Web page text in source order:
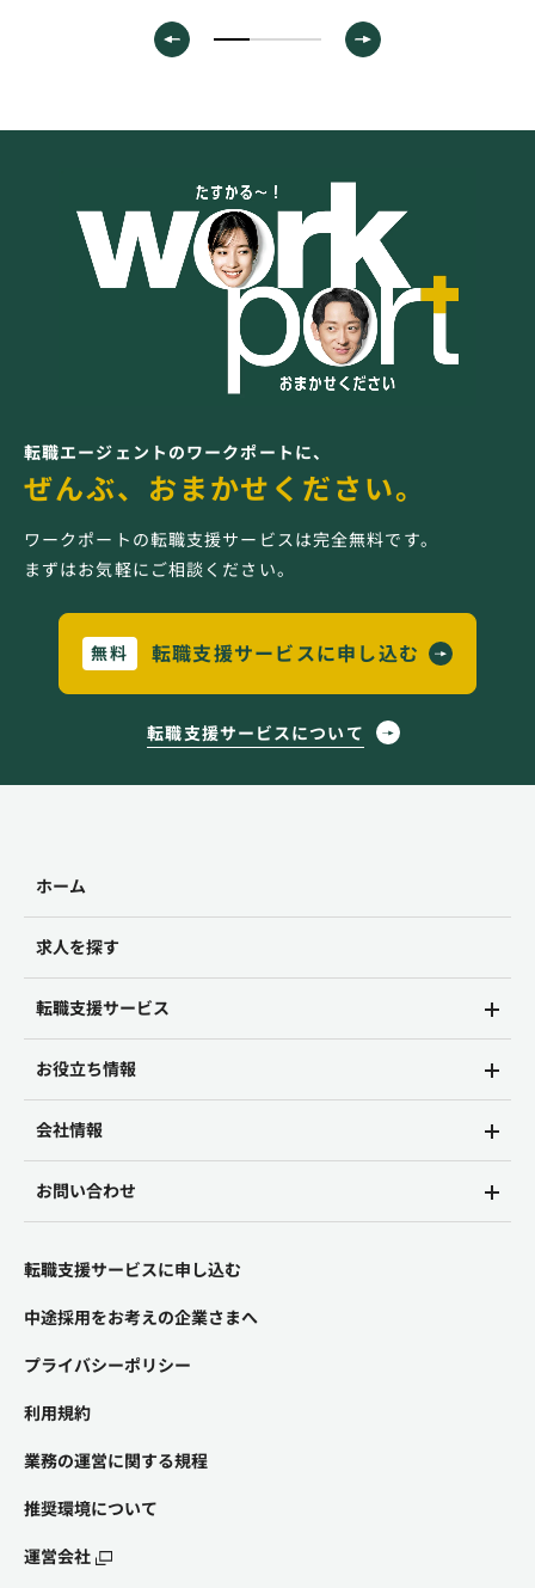
転職エージェントのワークポートに、
ぜんぶ、おまかせください。
ワークポートの転職支援サービスは完全無料です。
まずはお気軽にご相談ください。
無料 転職支援サービスに申し込む
転職支援サービスについて
ホーム
求人を探す
転職支援サービス
お役立ち情報
会社情報
お問い合わせ
転職支援サービスに申し込む
中途採用をお考えの企業さまへ
プライバシーポリシー
利用規約
業務の運営に関する規程
推奨環境について
運営会社